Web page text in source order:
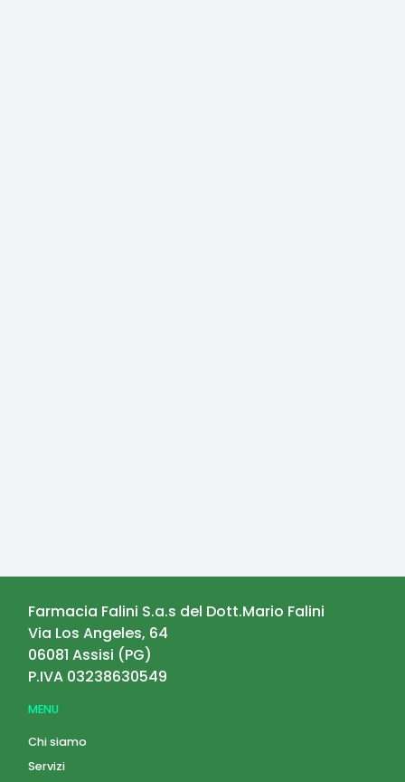
Farmacia Falini S.a.s del Dott.Mario Falini
Via Los Angeles, 64
06081 Assisi (PG)
P.IVA 03238630549
MENU
Chi siamo
Servizi